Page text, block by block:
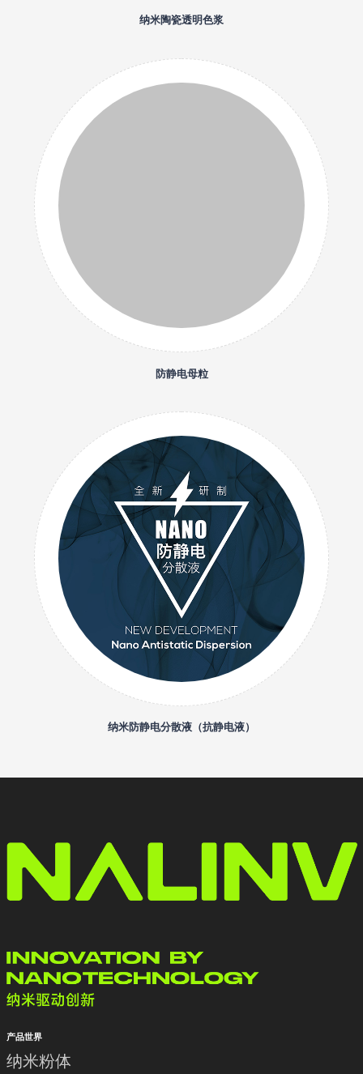
纳米陶瓷透明色浆
防静电母粒
纳米防静电分散液（抗静电液）
产品世界
纳米粉体